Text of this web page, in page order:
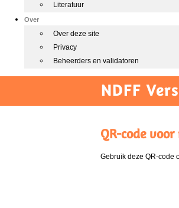
Literatuur
Over
Over deze site
Privacy
Beheerders en validatoren
NDFF
QR-code
Gebruik deze QR-code